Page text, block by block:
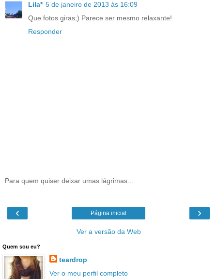
Lila* 5 de janeiro de 2013 às 16:09
Que fotos giras;) Parece ser mesmo relaxante!
Responder
Para quem quiser deixar umas lágrimas...
‹ ›
Página inicial
Ver a versão da Web
Quem sou eu?
teardrop
Ver o meu perfil completo